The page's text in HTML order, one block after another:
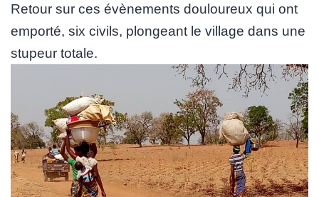
Retour sur ces évènements douloureux qui ont
emporté, six civils, plongeant le village dans une
stupeur totale.